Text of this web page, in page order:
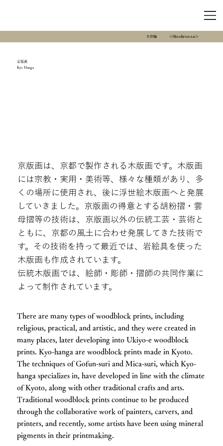
その他 ＜Miscellanoeous＞
京版画
Kyo Hanga
京版画は、京都で製作される木版画です。木版画
には宗教・実用・美術等、様々な種類があり、多
くの場所に使用され、後に浮世絵木版画へと発展
していきました。京版画の得意とする胡粉摺・雲
母摺等の技術は、京版画以外の伝統工芸・芸術と
ともに、京都の風土に合わせ発展してきた技術で
す。その技術を持って最近では、岩絵具を使った
木版画も作成されています。
伝統木版画では、絵師・彫師・摺師の共同作業に
よって制作されています。
There are many types of woodblock prints, including
religious, practical, and artistic, and they were created in
many places, later developing into Ukiyo-e woodblock
prints. Kyo-hanga are woodblock prints made in Kyoto.
The techniques of Gofun-suri and Mica-suri, which Kyo-
hanga specializes in, have developed in line with the climate
of Kyoto, along with other traditional crafts and arts.
Traditional woodblock prints continue to be produced
through the collaborative work of painters, carvers, and
printers, and recently, some artists have been using mineral
pigments in their printmaking.